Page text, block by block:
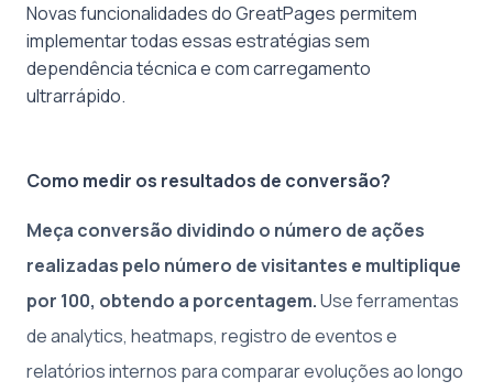
Novas funcionalidades do GreatPages permitem
implementar todas essas estratégias sem
dependência técnica e com carregamento
ultrarrápido.
Como medir os resultados de conversão?
Meça conversão dividindo o número de ações
realizadas pelo número de visitantes e multiplique
por 100, obtendo a porcentagem.Use ferramentas
de analytics, heatmaps, registro de eventos e
relatórios internos para comparar evoluções ao longo